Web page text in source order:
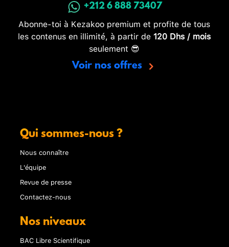
+212 6 888 73407
Abonne-toi à Kezakoo premium et profite de tous
les contenus en illimité, à partir de 120 Dhs / mois
seulement 😎
Voir nos offres
Qui sommes-nous ?
Nous connaître
L'équipe
Revue de presse
Contactez-nous
Nos niveaux
BAC Libre Scientifique